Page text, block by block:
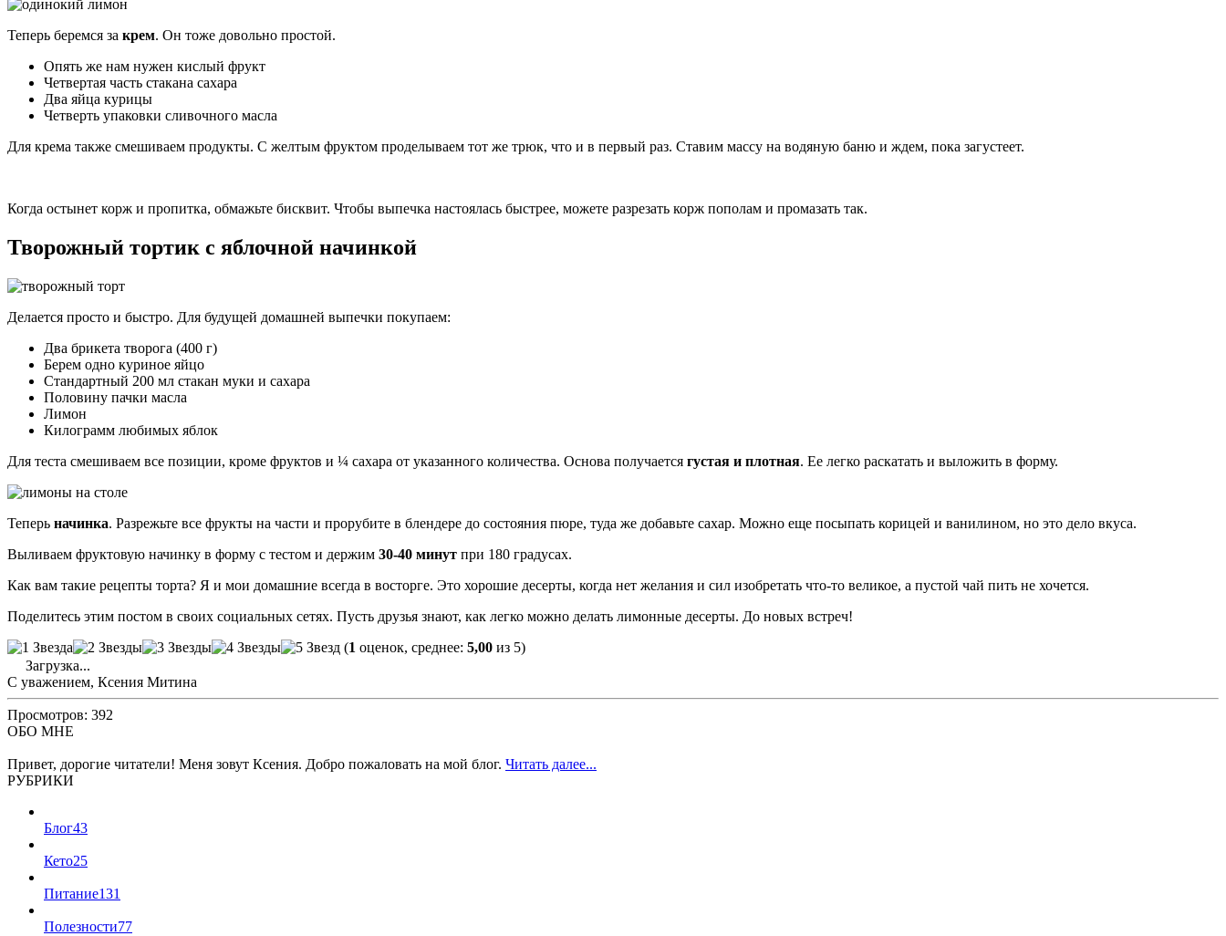
Теперь беремся за крем. Он тоже довольно простой.
Опять же нам нужен кислый фрукт
Четвертая часть стакана сахара
Два яйца курицы
Четверть упаковки сливочного масла
Для крема также смешиваем продукты. С желтым фруктом проделываем тот же трюк, что и в первый раз. Ставим массу на водяную баню и ждем, пока загустеет.
Когда остынет корж и пропитка, обмажьте бисквит. Чтобы выпечка настоялась быстрее, можете разрезать корж пополам и промазать так.
Творожный тортик с яблочной начинкой
Делается просто и быстро. Для будущей домашней выпечки покупаем:
Два брикета творога (400 г)
Берем одно куриное яйцо
Стандартный 200 мл стакан муки и сахара
Половину пачки масла
Лимон
Килограмм любимых яблок
Для теста смешиваем все позиции, кроме фруктов и ¼ сахара от указанного количества. Основа получается густая и плотная. Ее легко раскатать и выложить в форму.
Теперь начинка. Разрежьте все фрукты на части и прорубите в блендере до состояния пюре, туда же добавьте сахар. Можно еще посыпать корицей и ванилином, но это дело вкуса.
Выливаем фруктовую начинку в форму с тестом и держим 30-40 минут при 180 градусах.
Как вам такие рецепты торта? Я и мои домашние всегда в восторге. Это хорошие десерты, когда нет желания и сил изобретать что-то великое, а пустой чай пить не хочется.
Поделитесь этим постом в своих социальных сетях. Пусть друзья знают, как легко можно делать лимонные десерты. До новых встреч!
(1 оценок, среднее: 5,00 из 5)
Загрузка...
С уважением, Ксения Митина
Просмотров: 392
ОБО МНЕ
Привет, дорогие читатели! Меня зовут Ксения. Добро пожаловать на мой блог. Читать далее...
РУБРИКИ
Блог43
Кето25
Питание131
Полезности77